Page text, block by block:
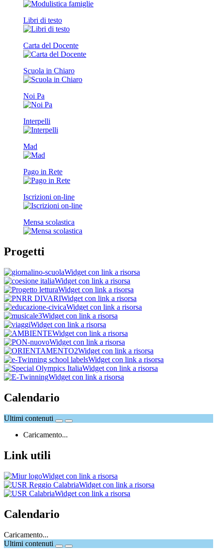
Libri di testo
Carta del Docente
Scuola in Chiaro
Noi Pa
Interpelli
Mad
Pago in Rete
Iscrizioni on-line
Mensa scolastica
Progetti
Widget con link a risorsa
Widget con link a risorsa
Widget con link a risorsa
Widget con link a risorsa
Widget con link a risorsa
Widget con link a risorsa
Widget con link a risorsa
Widget con link a risorsa
Widget con link a risorsa
Widget con link a risorsa
Widget con link a risorsa
Widget con link a risorsa
Widget con link a risorsa
Calendario
Ultimi contenuti
Caricamento...
Link utili
Widget con link a risorsa
Widget con link a risorsa
Widget con link a risorsa
Calendario
Caricamento...
Ultimi contenuti